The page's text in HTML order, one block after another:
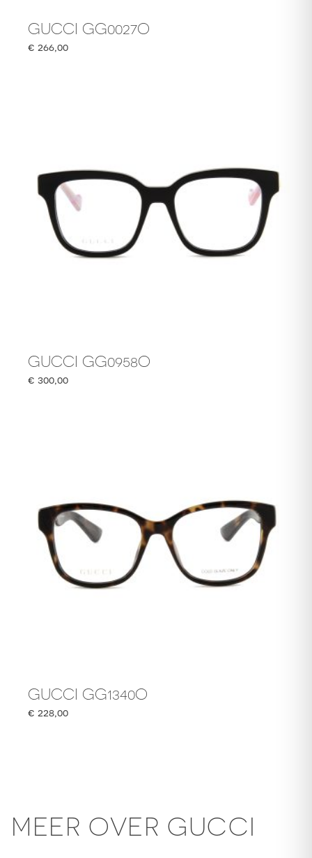
GUCCI GG0027O
€ 266,00
GUCCI GG0958O
€ 300,00
GUCCI GG1340O
€ 228,00
MEER OVER GUCCI